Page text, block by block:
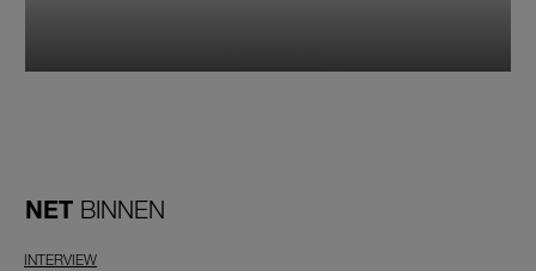
NET BINNEN
INTERVIEW